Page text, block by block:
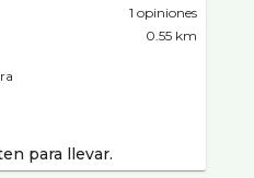
1 opiniones
0.55 km
para llevar.